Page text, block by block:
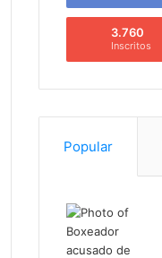
3.760
Inscritos
Popular